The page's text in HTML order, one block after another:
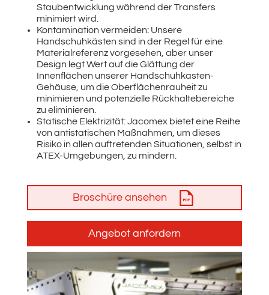
Staubentwicklung während der Transfers
minimiert wird.
Kontamination vermeiden: Unsere
Handschuhkästen sind in der Regel für eine
Materialreferenz vorgesehen, aber unser
Design legt Wert auf die Glättung der
Innenflächen unserer Handschuhkasten-
Gehäuse, um die Oberflächenrauheit zu
minimieren und potenzielle Rückhaltebereiche
zu eliminieren.
Statische Elektrizität: Jacomex bietet eine Reihe
von antistatischen Maßnahmen, um dieses
Risiko in allen auftretenden Situationen, selbst in
ATEX-Umgebungen, zu mindern.
Broschüre ansehen
Angebot anfordern